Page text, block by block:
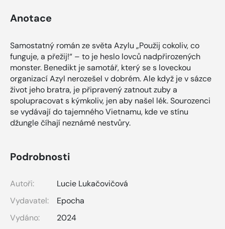
Anotace
Samostatný román ze světa Azylu „Použij cokoliv, co
funguje, a přežij!“ – to je heslo lovců nadpřirozených
monster. Benedikt je samotář, který se s loveckou
organizací Azyl nerozešel v dobrém. Ale když je v sázce
život jeho bratra, je připravený zatnout zuby a
spolupracovat s kýmkoliv, jen aby našel lék. Sourozenci
se vydávají do tajemného Vietnamu, kde ve stínu
džungle číhají neznámé nestvůry.
Podrobnosti
Autoři:
Lucie Lukačovičová
Vydavatel:
Epocha
Vydáno:
2024